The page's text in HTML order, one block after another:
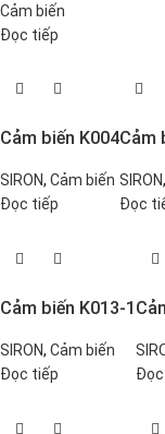
Cảm biến
Đọc tiếp
Cảm biến K004
SIRON, Cảm biến
Đọc tiếp
Cảm
SIRON,
Đọc
Cảm biến K013-1
SIRON, Cảm biến
Đọc tiếp